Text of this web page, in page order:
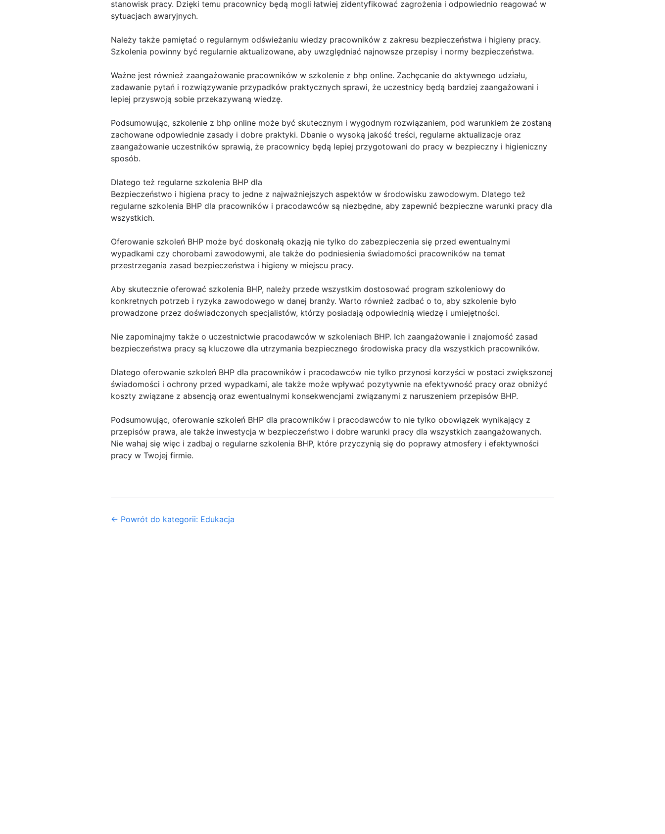
stanowisk pracy. Dzięki temu pracownicy będą mogli łatwiej zidentyfikować zagrożenia i odpowiednio reagować w
sytuacjach awaryjnych.
Należy także pamiętać o regularnym odświeżaniu wiedzy pracowników z zakresu bezpieczeństwa i higieny pracy.
Szkolenia powinny być regularnie aktualizowane, aby uwzględniać najnowsze przepisy i normy bezpieczeństwa.
Ważne jest również zaangażowanie pracowników w szkolenie z bhp online. Zachęcanie do aktywnego udziału,
zadawanie pytań i rozwiązywanie przypadków praktycznych sprawi, że uczestnicy będą bardziej zaangażowani i
lepiej przyswoją sobie przekazywaną wiedzę.
Podsumowując, szkolenie z bhp online może być skutecznym i wygodnym rozwiązaniem, pod warunkiem że zostaną
zachowane odpowiednie zasady i dobre praktyki. Dbanie o wysoką jakość treści, regularne aktualizacje oraz
zaangażowanie uczestników sprawią, że pracownicy będą lepiej przygotowani do pracy w bezpieczny i higieniczny
sposób.
Dlatego też regularne szkolenia BHP dla
Bezpieczeństwo i higiena pracy to jedne z najważniejszych aspektów w środowisku zawodowym. Dlatego też
regularne szkolenia BHP dla pracowników i pracodawców są niezbędne, aby zapewnić bezpieczne warunki pracy dla
wszystkich.
Oferowanie szkoleń BHP może być doskonałą okazją nie tylko do zabezpieczenia się przed ewentualnymi
wypadkami czy chorobami zawodowymi, ale także do podniesienia świadomości pracowników na temat
przestrzegania zasad bezpieczeństwa i higieny w miejscu pracy.
Aby skutecznie oferować szkolenia BHP, należy przede wszystkim dostosować program szkoleniowy do
konkretnych potrzeb i ryzyka zawodowego w danej branży. Warto również zadbać o to, aby szkolenie było
prowadzone przez doświadczonych specjalistów, którzy posiadają odpowiednią wiedzę i umiejętności.
Nie zapominajmy także o uczestnictwie pracodawców w szkoleniach BHP. Ich zaangażowanie i znajomość zasad
bezpieczeństwa pracy są kluczowe dla utrzymania bezpiecznego środowiska pracy dla wszystkich pracowników.
Dlatego oferowanie szkoleń BHP dla pracowników i pracodawców nie tylko przynosi korzyści w postaci zwiększonej
świadomości i ochrony przed wypadkami, ale także może wpływać pozytywnie na efektywność pracy oraz obniżyć
koszty związane z absencją oraz ewentualnymi konsekwencjami związanymi z naruszeniem przepisów BHP.
Podsumowując, oferowanie szkoleń BHP dla pracowników i pracodawców to nie tylko obowiązek wynikający z
przepisów prawa, ale także inwestycja w bezpieczeństwo i dobre warunki pracy dla wszystkich zaangażowanych.
Nie wahaj się więc i zadbaj o regularne szkolenia BHP, które przyczynią się do poprawy atmosfery i efektywności
pracy w Twojej firmie.
← Powrót do kategorii: Edukacja